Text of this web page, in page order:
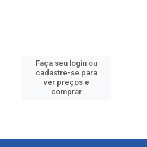
Faça seu login ou
cadastre-se para
ver preços e
comprar